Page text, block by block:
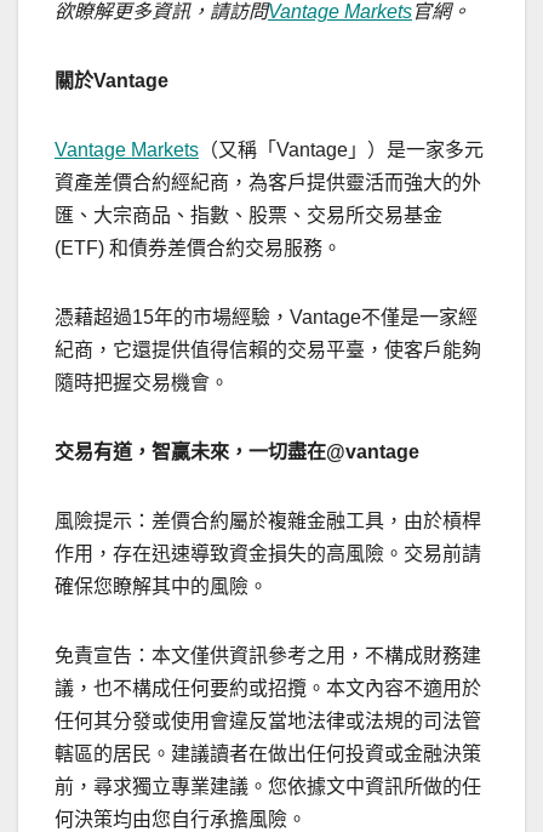
欲瞭解更多資訊，請訪問Vantage Markets官網。
關於Vantage
Vantage Markets （又稱「Vantage」）是一家多元
資產差價合約經紀商，為客戶提供靈活而強大的外
匯、大宗商品、指數、股票、 交易所交易基金
(ETF) 和債券差價合約交易服務。
憑藉超過15年的市場經驗，Vantage不僅是一家經
紀商，它還提供值得信賴的交易平臺，使客戶能夠
隨時把握交易機會。
交易有道，智贏未來，一切盡在@vantage
風險提示：差價合約屬於複雜金融工具，由於槓桿
作用，存在迅速導致資金損失的高風險。交易前請
確保您瞭解其中的風險。
免責宣告：本文僅供資訊參考之用，不構成財務建
議，也不構成任何要約或招攬。本文內容不適用於
任何其分發或使用會違反當地法律或法規的司法管
轄區的居民。建議讀者在做出任何投資或金融決策
前，尋求獨立專業建議。您依據文中資訊所做的任
何決策均由您自行承擔風險。